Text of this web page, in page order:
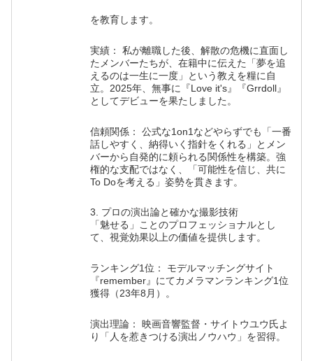
を教育します。
実績： 私が離職した後、解散の危機に直面し
たメンバーたちが、在籍中に伝えた「夢を追
えるのは一生に一度」という教えを糧に自
立。2025年、無事に『Love it's』『Grrdoll』
としてデビューを果たしました。
信頼関係： 公式な1on1などやらずでも「一番
話しやすく、納得いく指針をくれる」とメン
バーから自発的に頼られる関係性を構築。強
権的な支配ではなく、「可能性を信じ、共に
To Doを考える」姿勢を貫きます。
3. プロの演出論と確かな撮影技術
「魅せる」ことのプロフェッショナルとし
て、視覚効果以上の価値を提供します。
ランキング1位： モデルマッチングサイト
『remember』にてカメラマンランキング1位
獲得（23年8月）。
演出理論： 映画音響監督・サイトウユウ氏よ
り「人を惹きつける演出ノウハウ」を習得。